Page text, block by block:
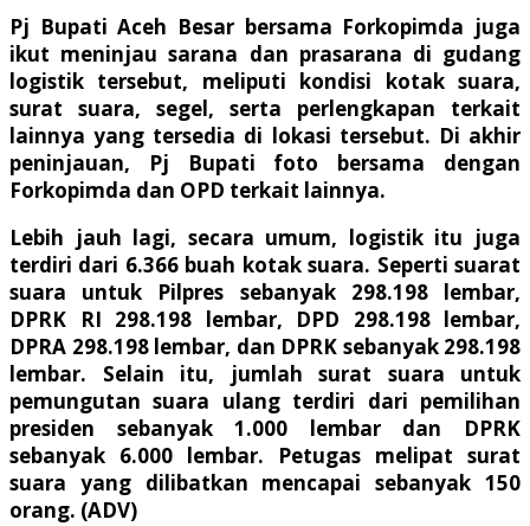
Pj Bupati Aceh Besar bersama Forkopimda juga
ikut meninjau sarana dan prasarana di gudang
logistik tersebut, meliputi kondisi kotak suara,
surat suara, segel, serta perlengkapan terkait
lainnya yang tersedia di lokasi tersebut. Di akhir
peninjauan, Pj Bupati foto bersama dengan
Forkopimda dan OPD terkait lainnya.
Lebih jauh lagi, secara umum, logistik itu juga
terdiri dari 6.366 buah kotak suara. Seperti suarat
suara untuk Pilpres sebanyak 298.198 lembar,
DPRK RI 298.198 lembar, DPD 298.198 lembar,
DPRA 298.198 lembar, dan DPRK sebanyak 298.198
lembar. Selain itu, jumlah surat suara untuk
pemungutan suara ulang terdiri dari pemilihan
presiden sebanyak 1.000 lembar dan DPRK
sebanyak 6.000 lembar. Petugas melipat surat
suara yang dilibatkan mencapai sebanyak 150
orang. (ADV)